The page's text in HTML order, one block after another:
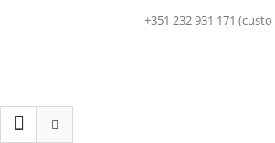
+351 232 931 171